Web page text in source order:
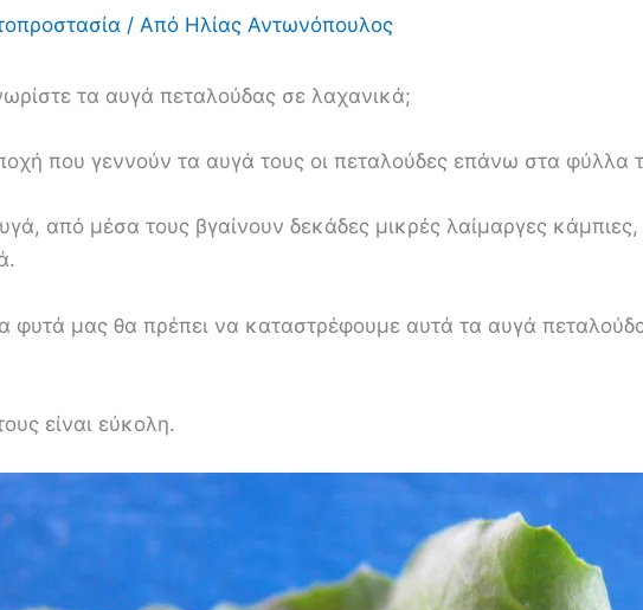
/ Από Ηλίας Αντωνόπουλος
τα αυγά πεταλούδας σε λαχανικά;
που γεννούν τα αυγά τους οι πεταλούδες επάνω στα
από μέσα τους βγαίνουν δεκάδες μικρές λαίμαργες
φυτά μας θα πρέπει να καταστρέφουμε αυτά τα αυγά
είναι εύκολη.